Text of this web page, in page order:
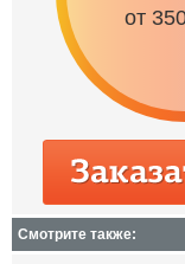
Смотрите также: